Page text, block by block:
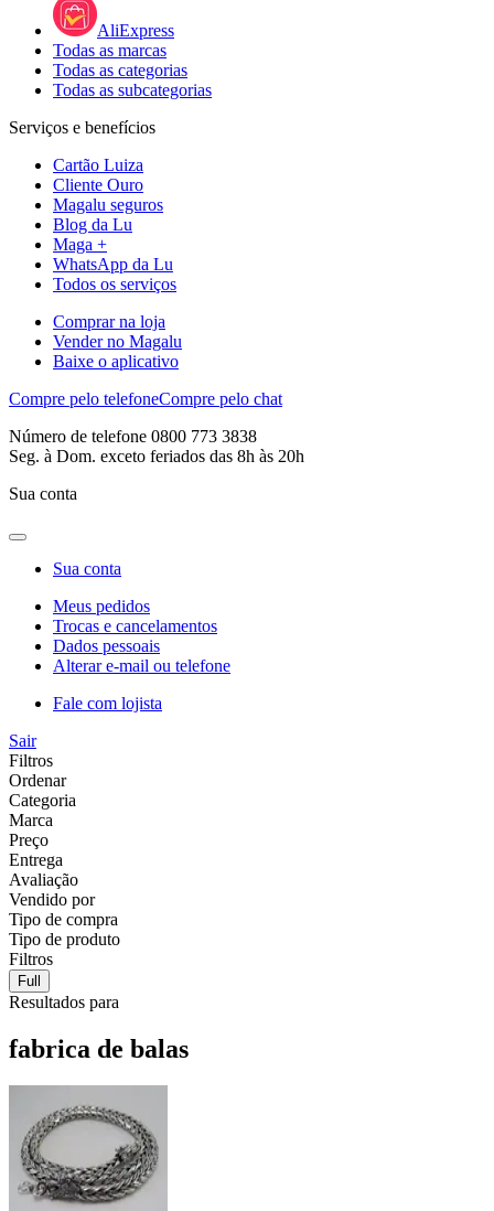
AliExpress
Todas as marcas
Todas as categorias
Todas as subcategorias
Serviços e benefícios
Cartão Luiza
Cliente Ouro
Magalu seguros
Blog da Lu
Maga +
WhatsApp da Lu
Todos os serviços
Comprar na loja
Vender no Magalu
Baixe o aplicativo
Compre pelo telefoneCompre pelo chat
Número de telefone 0800 773 3838
Seg. à Dom. exceto feriados das 8h às 20h
Sua conta
Sua conta
Meus pedidos
Trocas e cancelamentos
Dados pessoais
Alterar e-mail ou telefone
Fale com lojista
Sair
Filtros
Ordenar
Categoria
Marca
Preço
Entrega
Avaliação
Vendido por
Tipo de compra
Tipo de produto
Filtros
Full
Resultados para
fabrica de balas